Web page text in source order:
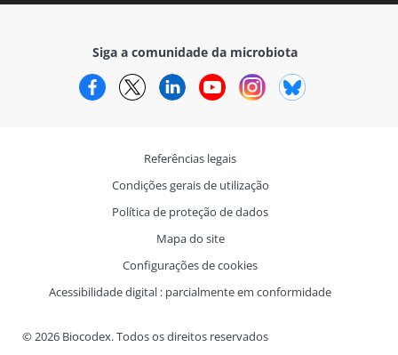
Siga a comunidade da microbiota
FacebookTwitterLinkedInYouTubeInstagram
© 2026 Biocodex. Todos os direitos reservados
Referências legais
Condições gerais de utilização
Política de proteção de dados
Mapa do site
Configurações de cookies
Acessibilidade digital : parcialmente em conformidade